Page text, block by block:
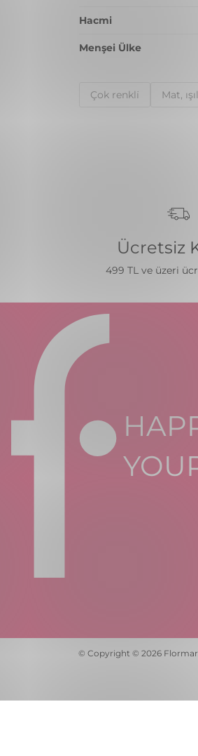
Hacmi
Menşei Ülke
Çok renkli̇ Mat,
Ücretsiz
499 TL ve üzeri
© Copyright © 2026